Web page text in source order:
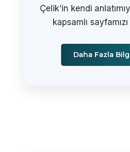
Çelik'in kendi
kapsamlı
Daha Fazla